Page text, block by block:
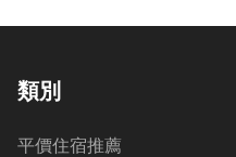
類別
平價住宿推薦